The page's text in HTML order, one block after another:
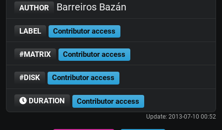
AUTHOR Barreiros Bazán
LABEL Contributor access
#MATRIX Contributor access
#DISK Contributor access
DURATION Contributor access
Update: 2013-07-10 00:52